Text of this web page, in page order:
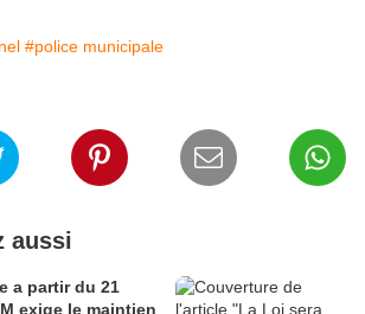
#police municipale
aussi
a partir du 21
exige le maintien